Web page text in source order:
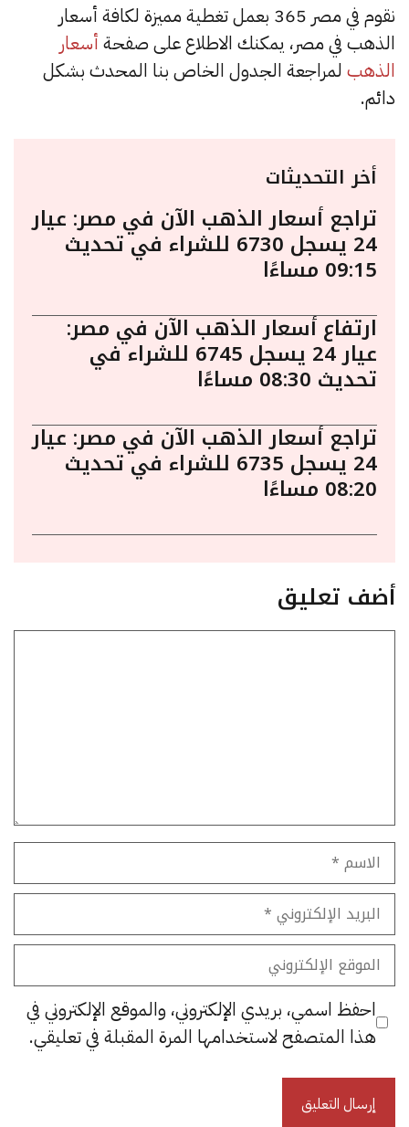
نقوم في مصر 365 بعمل تغطية مميزة لكافة أسعار
الذهب في مصر، يمكنك الاطلاع على صفحة أسعار
الذهب لمراجعة الجدول الخاص بنا المحدث بشكل
دائم.
أخر التحديثات
تراجع أسعار الذهب الآن في مصر: عيار
24 يسجل 6730 للشراء في تحديث
09:15 مساءًا
ارتفاع أسعار الذهب الآن في مصر:
عيار 24 يسجل 6745 للشراء في
تحديث 08:30 مساءًا
تراجع أسعار الذهب الآن في مصر: عيار
24 يسجل 6735 للشراء في تحديث
08:20 مساءًا
أضف تعليق
الاسم
البريد
الإلكتروني
الموقع
الإلكتروني
احفظ اسمي، بريدي الإلكتروني، والموقع الإلكتروني في
هذا المتصفح لاستخدامها المرة المقبلة في تعليقي.